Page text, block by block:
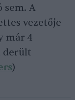
sem. A
vezetője
már 4
derült
)